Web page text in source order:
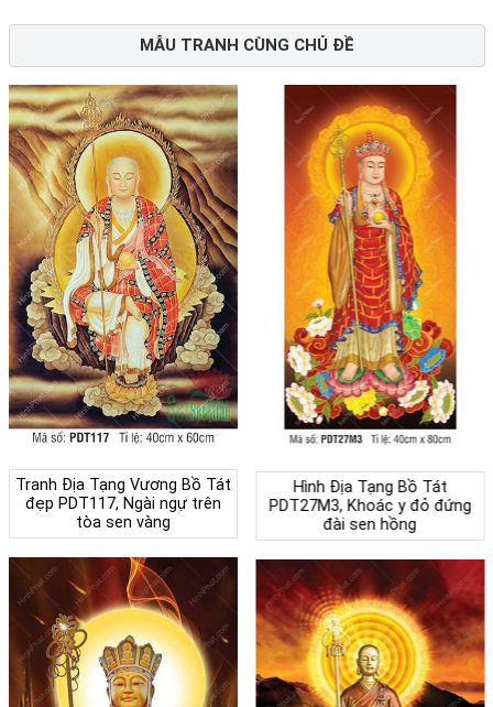
MẪU TRANH CÙNG CHỦ ĐỀ
Tranh Địa Tạng Vương Bồ Tát
đẹp PDT117, Ngài ngự trên
tòa sen vàng
Hình Địa Tạng Bồ Tát
PDT27M3, Khoác y đỏ đứng
đài sen hồng